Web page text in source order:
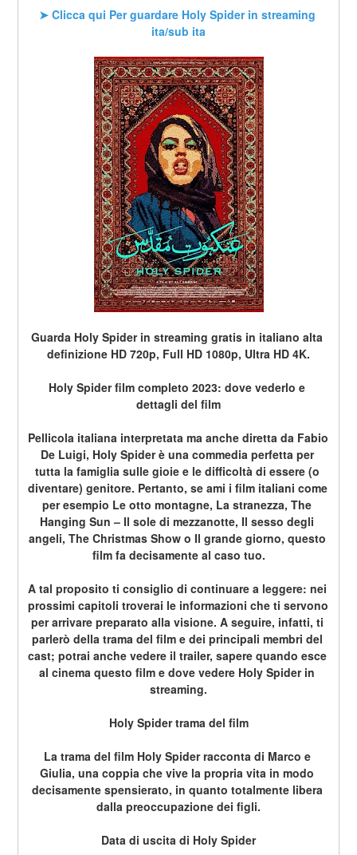
➤ Clicca qui Per guardare Holy Spider in streaming
ita/sub ita
Guarda Holy Spider in streaming gratis in italiano alta
definizione HD 720p, Full HD 1080p, Ultra HD 4K.
Holy Spider film completo 2023: dove vederlo e
dettagli del film
Pellicola italiana interpretata ma anche diretta da Fabio
De Luigi, Holy Spider è una commedia perfetta per
tutta la famiglia sulle gioie e le difficoltà di essere (o
diventare) genitore. Pertanto, se ami i film italiani come
per esempio Le otto montagne, La stranezza, The
Hanging Sun – Il sole di mezzanotte, Il sesso degli
angeli, The Christmas Show o Il grande giorno, questo
film fa decisamente al caso tuo.
A tal proposito ti consiglio di continuare a leggere: nei
prossimi capitoli troverai le informazioni che ti servono
per arrivare preparato alla visione. A seguire, infatti, ti
parlerò della trama del film e dei principali membri del
cast; potrai anche vedere il trailer, sapere quando esce
al cinema questo film e dove vedere Holy Spider in
streaming.
Holy Spider trama del film
La trama del film Holy Spider racconta di Marco e
Giulia, una coppia che vive la propria vita in modo
decisamente spensierato, in quanto totalmente libera
dalla preoccupazione dei figli.
Data di uscita di Holy Spider